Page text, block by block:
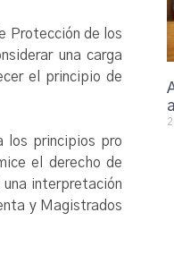
Protección de los
una carga
el principio de
los principios pro
el derecho de
interpretación
y Magistrados